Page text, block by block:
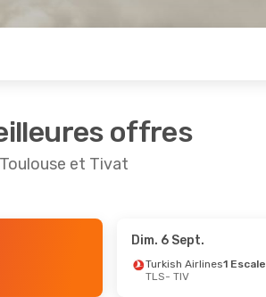
offres
et Tivat
1 Escale
Dim. 6 Sept.
Turkish Airlines1 Escale
TLS- TIV